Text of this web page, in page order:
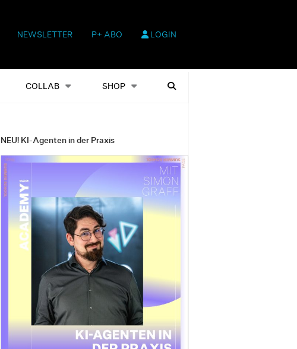
NEWSLETTER P+ ABO LOGIN
COLLAB SHOP
Shop Heftausgaben Suchen
NEU! KI-Agenten in der Praxis